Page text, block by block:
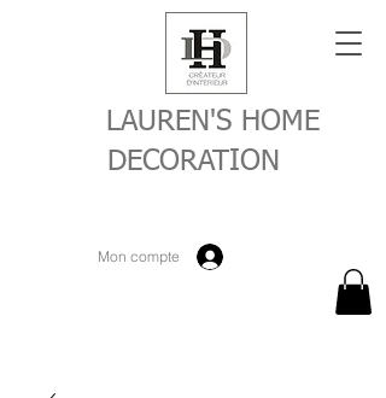
LAUREN'S HOME
DECORATION
Mon compte